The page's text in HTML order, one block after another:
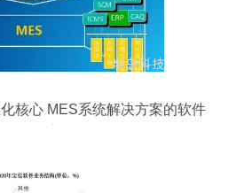
核心 MES系统解决方案的软件